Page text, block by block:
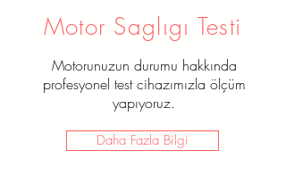
Motor Saglıgı Testi
Motorunuzun durumu hakkında
profesyonel test cihazımızla ölçüm
yapıyoruz.
Daha Fazla Bilgi